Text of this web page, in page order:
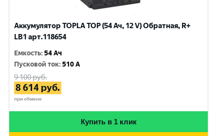
Аккумулятор TOPLA TOP (54 Ач, 12 V) Обратная, R+
LB1 арт.118654
Емкость:54 Ач
Пусковой ток:510 A
9 100руб.
8 614 руб.
при обмене
Купить в 1 клик